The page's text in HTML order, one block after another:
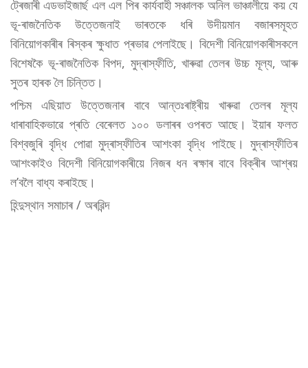
ট্ৰেজাৰী এডভাইজাৰ্ছ এল এল পিৰ কাৰ্যবাহী সঞ্চালক অনিল ভাঞ্চালীয়ে কয় যে
ভূ-ৰাজনৈতিক উত্তেজনাই ভাৰতকে ধৰি উদীয়মান বজাৰসমূহত
বিনিয়োগকাৰীৰ ৰিস্কৰ ক্ষুধাত প্ৰভাৱ পেলাইছে। বিদেশী বিনিয়োগকাৰীসকলে
বিশেষকৈ ভূ-ৰাজনৈতিক বিপদ, মুদ্ৰাস্ফীতি, খাৰুৱা তেলৰ উচ্চ মূল্য, আৰু
সুতৰ হাৰক লৈ চিন্তিত।
পশ্চিম এছিয়াত উত্তেজনাৰ বাবে আন্তঃৰাষ্ট্ৰীয় খাৰুৱা তেলৰ মূল্য
ধাৰাবাহিকভাৱে প্ৰতি বেৰেলত ১০০ ডলাৰৰ ওপৰত আছে। ইয়াৰ ফলত
বিশ্বজুৰি বৃদ্ধি পোৱা মুদ্ৰাস্ফীতিৰ আশংকা বৃদ্ধি পাইছে। মুদ্ৰাস্ফীতিৰ
আশংকাইও বিদেশী বিনিয়োগকাৰীয়ে নিজৰ ধন ৰক্ষাৰ বাবে বিক্ৰীৰ আশ্ৰয়
ল’বলৈ বাধ্য কৰাইছে।
হিন্দুস্থান সমাচাৰ / অৰৱিন্দ